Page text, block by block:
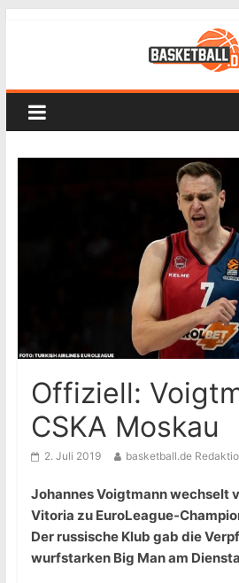
Offiziell:
CSKA Moskau
2. Juli 2019 basketball.de
Johannes Voigtmann wechselt
Vitoria zu EuroLeague-
Der russische Klub gab die
wurfstarken Big Man am